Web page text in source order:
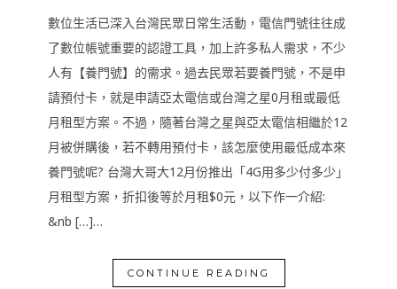
數位生活已深入台灣民眾日常生活動，電信門號往往成
了數位帳號重要的認證工具，加上許多私人需求，不少
人有【養門號】的需求。過去民眾若要養門號，不是申
請預付卡，就是申請亞太電信或台灣之星0月租或最低
月租型方案。不過，隨著台灣之星與亞太電信相繼於12
月被併購後，若不轉用預付卡，該怎麼使用最低成本來
養門號呢? 台灣大哥大12月份推出「4G用多少付多少」
月租型方案，折扣後等於月租$0元，以下作一介紹:
&nb […]…
CONTINUE READING